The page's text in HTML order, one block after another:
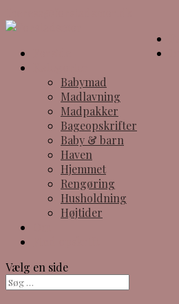
Babymad
Madlavning
Madpakker
Bageopskrifter
Baby & barn
Haven
Hjemmet
Rengøring
Husholdning
Højtider
Vælg en side